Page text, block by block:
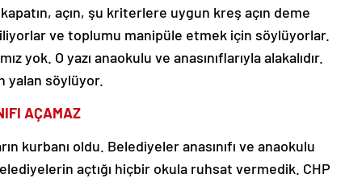
açın, şu kriterlere uygun kreş açın deme
ve toplumu manipüle etmek için söylüyorlar.
yok. O yazı anaokulu ve anasınıflarıyla alakalıdır.
yalan söylüyor.
AÇAMAZ
kurbanı oldu. Belediyeler anasınıfı ve anaokulu
açtığı hiçbir okula ruhsat vermedik. CHP